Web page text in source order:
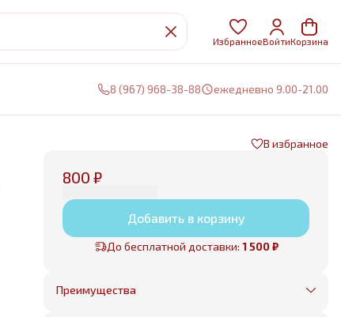
ИзбранноеВойтиКорзина
8 (967) 968-38-88 ежедневно 9.00-21.00
В избранное
800 ₽
Добавить в корзину
До бесплатной доставки: 1 500 ₽
Преимущества
Оплата частями в Сплит